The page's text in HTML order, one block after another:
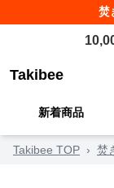
焚
Takibee
新着商品
Takibee TOP › 焚